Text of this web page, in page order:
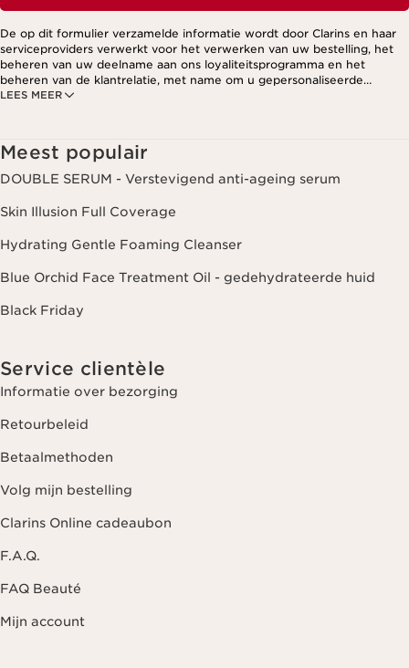
LEES MEER
De op dit formulier verzamelde informatie wordt door Clarins en haar
serviceproviders verwerkt voor het verwerken van uw bestelling, het
beheren van uw deelname aan ons loyaliteitsprogramma en het
beheren van de klantrelatie, met name om u gepersonaliseerde
aanbiedingen te kunnen sturen op basis van uw eerdere aankopen en
Meest populair
DOUBLE SERUM - Verstevigend anti-ageing serum
Skin Illusion Full Coverage
Hydrating Gentle Foaming Cleanser
Blue Orchid Face Treatment Oil - gedehydrateerde huid
Black Friday
Service clientèle
Informatie over bezorging
Retourbeleid
Betaalmethoden
Volg mijn bestelling
Clarins Online cadeaubon
F.A.Q.
FAQ Beauté
Mijn account